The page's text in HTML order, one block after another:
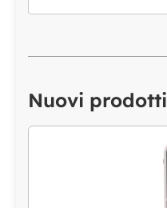
Nuovi prodotti